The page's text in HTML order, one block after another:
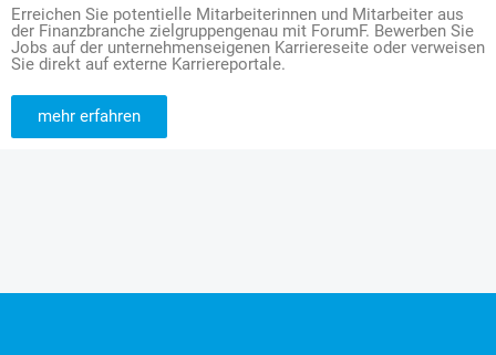
Erreichen Sie potentielle Mitarbeiterinnen und Mitarbeiter aus
der Finanzbranche zielgruppengenau mit ForumF. Bewerben Sie
Jobs auf der unternehmenseigenen Karriereseite oder verweisen
Sie direkt auf externe Karriereportale.
mehr erfahren